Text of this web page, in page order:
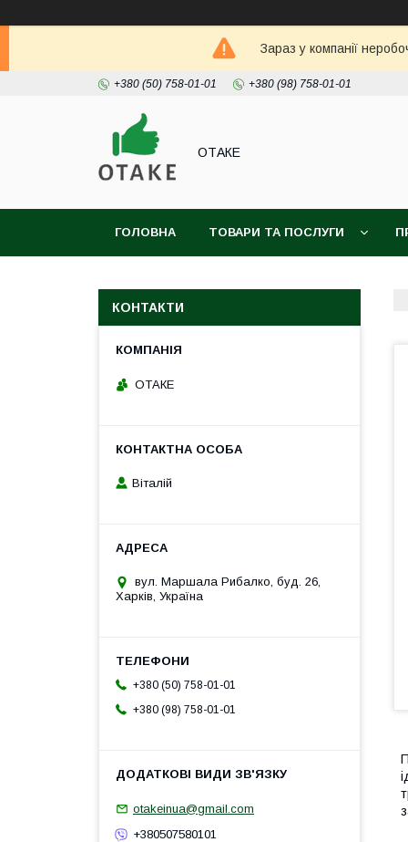
Зараз у компанії
+380 (50) 758-01-01 +380 (98) 758-01-01
ОТАКЕ
ГОЛОВНА ТОВАРИ ТА ПОСЛУГИ
КОНТАКТИ
ОТАКЕ
Віталій
вул. Маршала Рибалко, буд. 26,
Харків, Україна
+380 (50) 758-01-01
+380 (98) 758-01-01
otakeinua@gmail.com
+380507580101